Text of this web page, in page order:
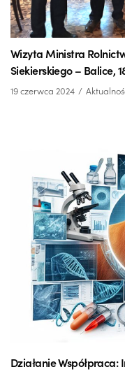
Wizyta Ministra
Siekierskiego – Balice,
19 czerwca 2024
Działanie